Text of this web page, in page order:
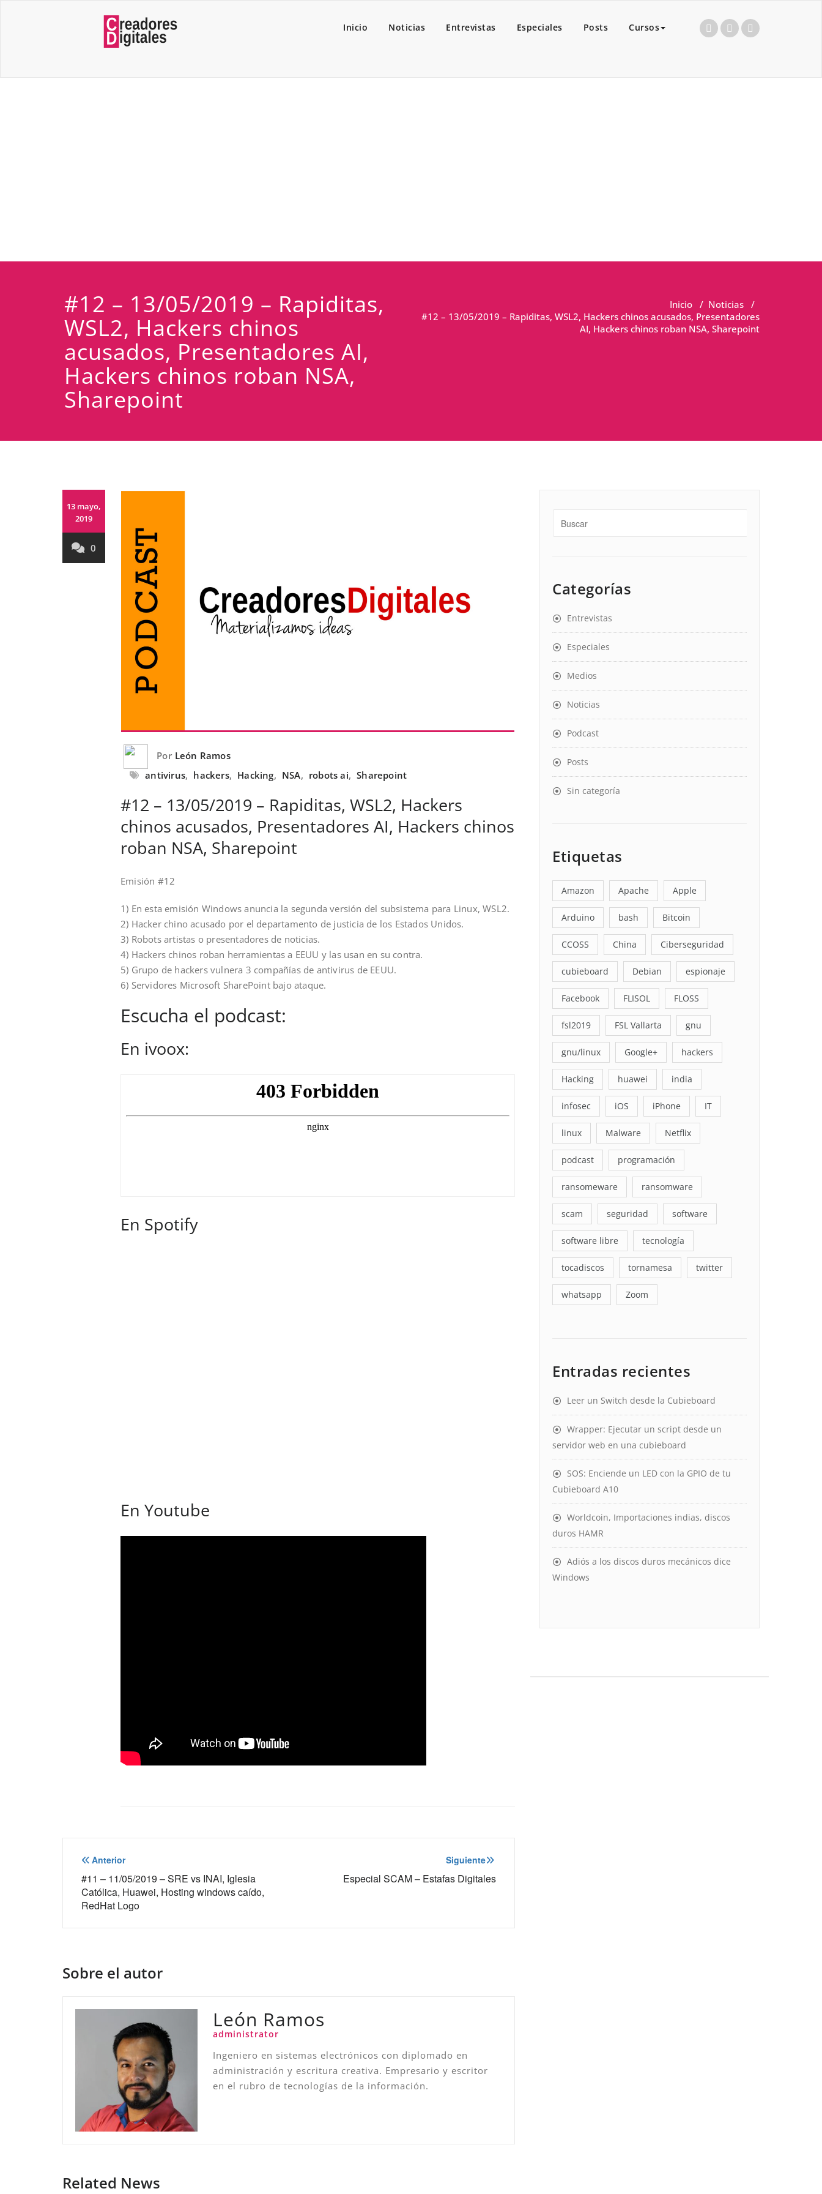
Inicio Noticias Entrevistas Especiales Posts Cursos
#12 – 13/05/2019 – Rapiditas,
WSL2, Hackers chinos
acusados, Presentadores AI,
Hackers chinos roban NSA,
Sharepoint
Inicio / Noticias /
#12 – 13/05/2019 – Rapiditas, WSL2, Hackers chinos acusados, Presentadores
AI, Hackers chinos roban NSA, Sharepoint
13 mayo,
2019
0
Por León Ramos
antivirus, hackers, Hacking, NSA, robots ai, Sharepoint
#12 – 13/05/2019 – Rapiditas, WSL2, Hackers
chinos acusados, Presentadores AI, Hackers chinos
roban NSA, Sharepoint
Emisión #12
1) En esta emisión Windows anuncia la segunda versión del subsistema para Linux, WSL2.
2) Hacker chino acusado por el departamento de justicia de los Estados Unidos.
3) Robots artistas o presentadores de noticias.
4) Hackers chinos roban herramientas a EEUU y las usan en su contra.
5) Grupo de hackers vulnera 3 compañías de antivirus de EEUU.
6) Servidores Microsoft SharePoint bajo ataque.
Escucha el podcast:
En ivoox:
En Spotify
En Youtube
Navegación
de
entradas
Anterior
#11 – 11/05/2019 – SRE vs INAI, Iglesia
Católica, Huawei, Hosting windows caído,
RedHat Logo
Siguiente
Especial SCAM – Estafas Digitales
Sobre el autor
León Ramos
administrator
Ingeniero en sistemas electrónicos con diplomado en
administración y escritura creativa. Empresario y escritor
en el rubro de tecnologías de la información.
Related News
Categorías
Entrevistas
Especiales
Medios
Noticias
Podcast
Posts
Sin categoría
Etiquetas
Amazon Apache Apple
Arduino bash Bitcoin
CCOSS China Ciberseguridad
cubieboard Debian espionaje
Facebook FLISOL FLOSS
fsl2019 FSL Vallarta gnu
gnu/linux Google+ hackers
Hacking huawei india
infosec iOS iPhone IT
linux Malware Netflix
podcast programación
ransomeware ransomware
scam seguridad software
software libre tecnología
tocadiscos tornamesa twitter
whatsapp Zoom
Entradas recientes
Leer un Switch desde la Cubieboard
Wrapper: Ejecutar un script desde un
servidor web en una cubieboard
SOS: Enciende un LED con la GPIO de tu
Cubieboard A10
Worldcoin, Importaciones indias, discos
duros HAMR
Adiós a los discos duros mecánicos dice
Windows